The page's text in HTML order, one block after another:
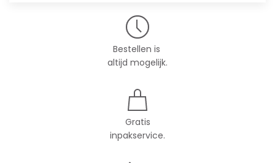
Bestellen is
altijd mogelijk.
Gratis
inpakservice.